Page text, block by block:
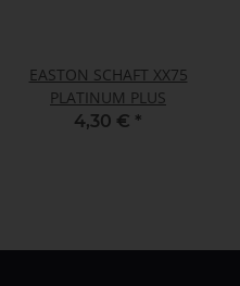
EASTON SCHAFT XX75
PLATINUM PLUS
4,30 € *